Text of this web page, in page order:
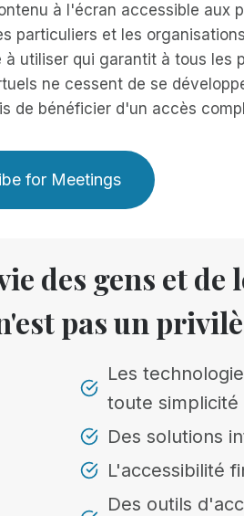
à l'écran accessible aux
particuliers et les
utiliser qui garantit à tous
ne cessent de se
de bénéficier d'un accès
for Meetings
des gens et de
pas un
Les
toute simplicité
Des solutions
L'accessibilité
Des outils